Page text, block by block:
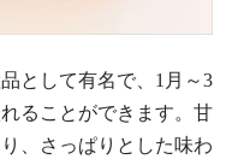
として有名で、1月～3
ることができます。甘
、さっぱりとした味わ